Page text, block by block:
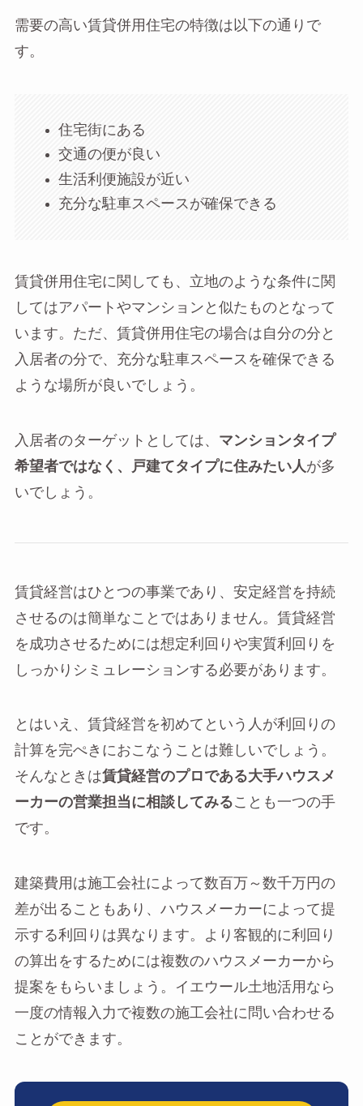
需要の高い賃貸併用住宅の特徴は以下の通りで
す。
住宅街にある
交通の便が良い
生活利便施設が近い
充分な駐車スペースが確保できる
賃貸併用住宅に関しても、立地のような条件に関
してはアパートやマンションと似たものとなって
います。ただ、賃貸併用住宅の場合は自分の分と
入居者の分で、充分な駐車スペースを確保できる
ような場所が良いでしょう。
入居者のターゲットとしては、 マンションタイプ
希望者ではなく、戸建てタイプに住みたい人 が多
いでしょう。
賃貸経営はひとつの事業であり、安定経営を持続
させるのは簡単なことではありません。賃貸経営
を成功させるためには想定利回りや実質利回りを
しっかりシミュレーションする必要があります。
とはいえ、賃貸経営を初めてという人が利回りの
計算を完ぺきにおこなうことは難しいでしょう。
そんなときは賃貸経営のプロである大手ハウスメ
ーカーの営業担当に相談してみることも一つの手
です。
建築費用は施工会社によって数百万～数千万円の
差が出ることもあり、ハウスメーカーによって提
示する利回りは異なります。より客観的に利回り
の算出をするためには複数のハウスメーカーから
提案をもらいましょう。イエウール土地活用なら
一度の情報入力で複数の施工会社に問い合わせる
ことができます。